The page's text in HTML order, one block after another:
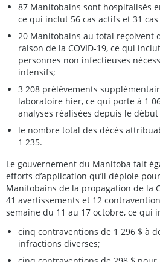
87 Manitobains sont hospitalisés
ce qui inclut 56 cas actifs et 31
20 Manitobains au total reçoivent
raison de la COVID-19, ce qui
personnes non infectieuses
intensifs;
3 208 prélèvements
laboratoire hier, ce qui porte à 1
analyses réalisées depuis le
le nombre total des décès
1 235.
Le gouvernement du Manitoba fait
efforts d’application qu’il déploie
Manitobains de la propagation de la
41 avertissements et 12
semaine du 11 au 17 octobre, ce qui
cinq contraventions de 1 296 $ à
infractions diverses;